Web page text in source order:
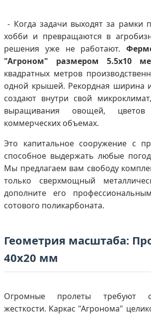
- Когда задачи выходят за рамки
хобби и превращаются в
решения уже не работают.
"Агроном" размером 5.5х10
квадратных метров
одной крышей. Рекордная ширина
создают внутри свой
выращивания овощей,
коммерческих объемах.
Это капитальное сооружение с
способное выдержать любые
Мы предлагаем вам свободу
только сверхмощный
дополните его
сотового поликарбоната.
Геометрия масштаба:
40х20 мм
Огромные пролеты требуют
жесткости. Каркас "Агронома"